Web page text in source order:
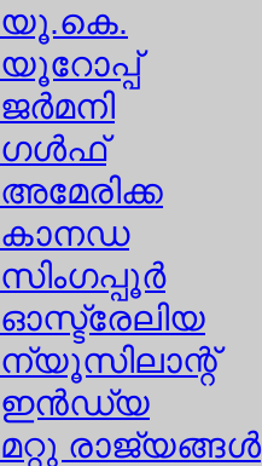
യൂ.കെ.
യൂറോപ്പ്
ജര്‍മനി
ഗള്‍ഫ്
അമേരിക്ക
കാനഡ
സിംഗപ്പൂര്‍
ഓസ്ട്രേലിയ
ന്യൂസിലാന്റ്
ഇന്‍ഡ്യ
മറ്റു രാജ്യങ്ങള്‍